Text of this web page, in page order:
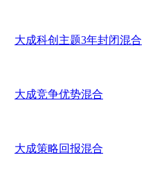
大成科创主题3年封闭混合
大成竞争优势混合
大成策略回报混合